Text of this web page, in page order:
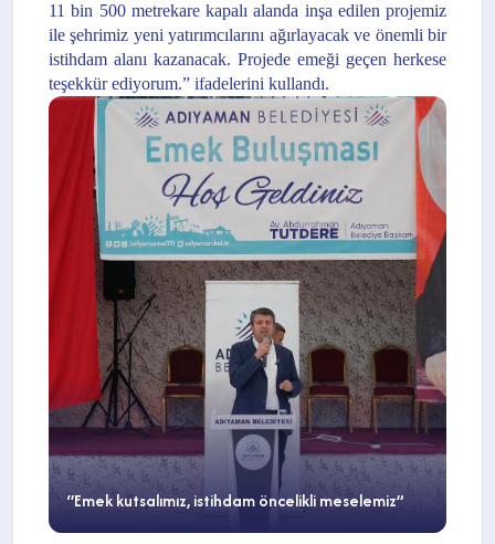
11 bin 500 metrekare kapalı alanda inşa edilen projemiz
ile şehrimiz yeni yatırımcılarını ağırlayacak ve önemli bir
istihdam alanı kazanacak. Projede emeği geçen herkese
teşekkür ediyorum.” ifadelerini kullandı.
“Emek kutsalımız, istihdam öncelikli meselemiz”